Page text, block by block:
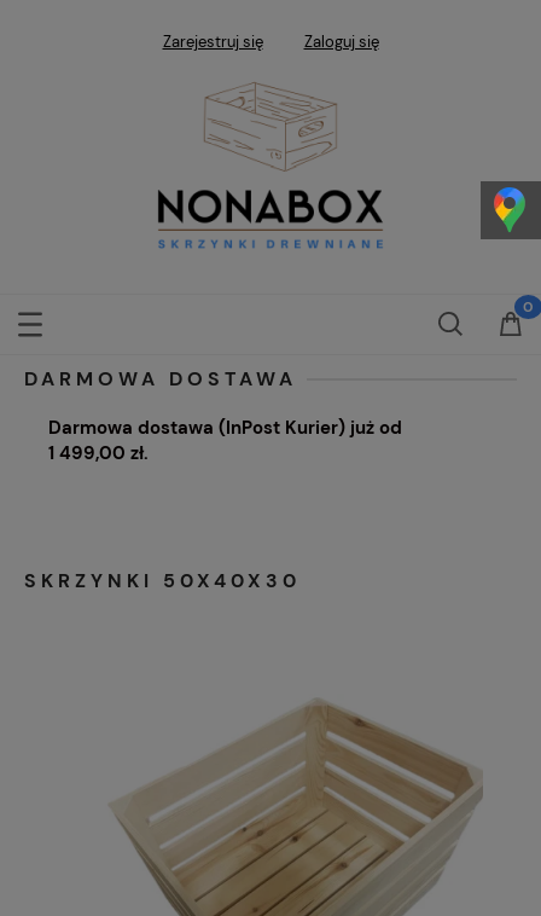
Zarejestruj się Zaloguj się
DARMOWA DOSTAWA
Darmowa dostawa (InPost Kurier) już od
1 499,00 zł.
SKRZYNKI 50X40X30